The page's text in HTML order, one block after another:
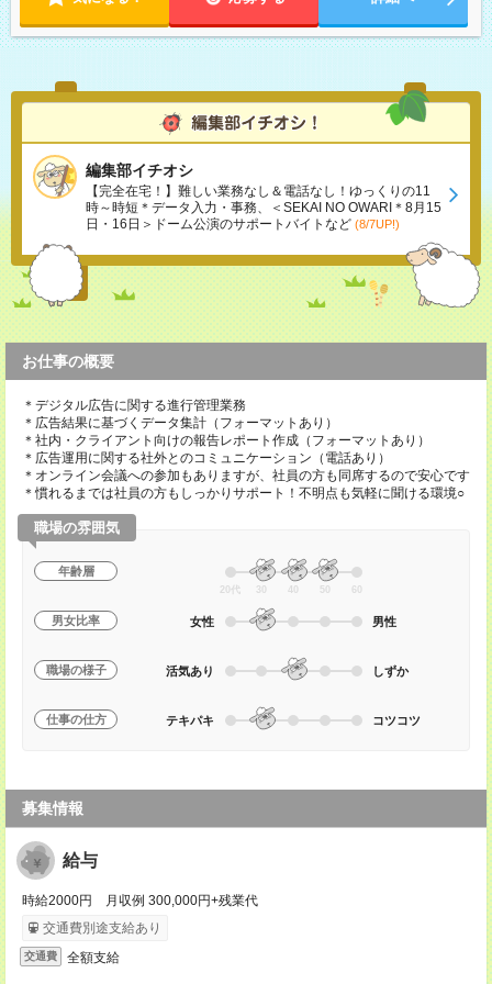
編集部イチオシ
【完全在宅！】難しい業務なし＆電話なし！ゆっくりの11
時～時短＊データ入力・事務、＜SEKAI NO OWARI＊8月15
日・16日＞ドーム公演のサポートバイトなど (8/7UP!)
お仕事の概要
＊デジタル広告に関する進行管理業務
＊広告結果に基づくデータ集計（フォーマットあり）
＊社内・クライアント向けの報告レポート作成（フォーマットあり）
＊広告運用に関する社外とのコミュニケーション（電話あり）
＊オンライン会議への参加もありますが、社員の方も同席するので安心です
＊慣れるまでは社員の方もしっかりサポート！不明点も気軽に聞ける環境○
職場の雰囲気
年齢層
20代 30 40 50 60
男女比率 女性 男性
職場の様子 活気あり しずか
仕事の仕方 テキパキ コツコツ
募集情報
給与
時給2000円 月収例 300,000円+残業代
交通費別途支給あり
交通費 全額支給